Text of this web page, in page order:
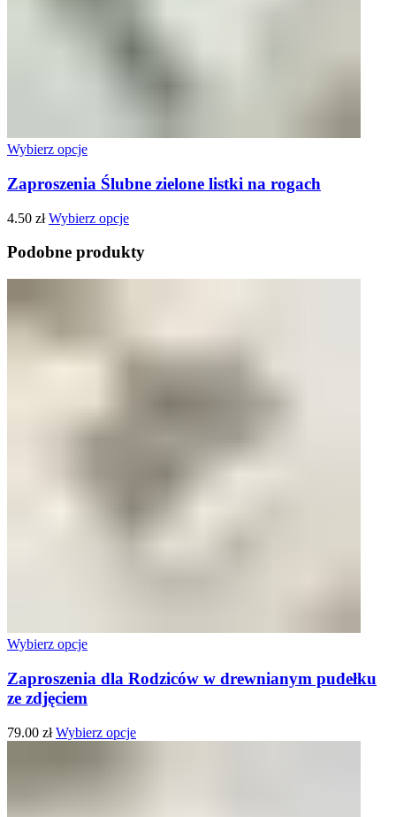
Wybierz opcje
Zaproszenia Ślubne zielone listki na rogach
4.50 zł Wybierz opcje
Podobne produkty
Wybierz opcje
Zaproszenia dla Rodziców w drewnianym pudełku
ze zdjęciem
79.00 zł Wybierz opcje